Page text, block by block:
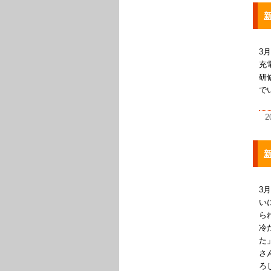
3
充
研
で
3
い
ら
冷
た
さ
ろ